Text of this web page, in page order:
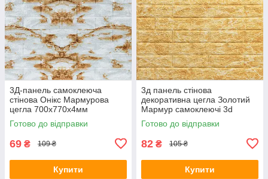
3Д-панель самоклеюча
стінова Онікс Мармурова
цегла 700х770х4мм
декоративна для стін ПВХ
SW-00001963
Готово до відправки
69 ₴ 109 ₴
Купити
3д панель стінова
декоративна цегла Золотий
Мармур самоклеючі 3d
панелі для стін 700x770x5
мм (68) SW-00000168
Готово до відправки
82 ₴ 105 ₴
Купити